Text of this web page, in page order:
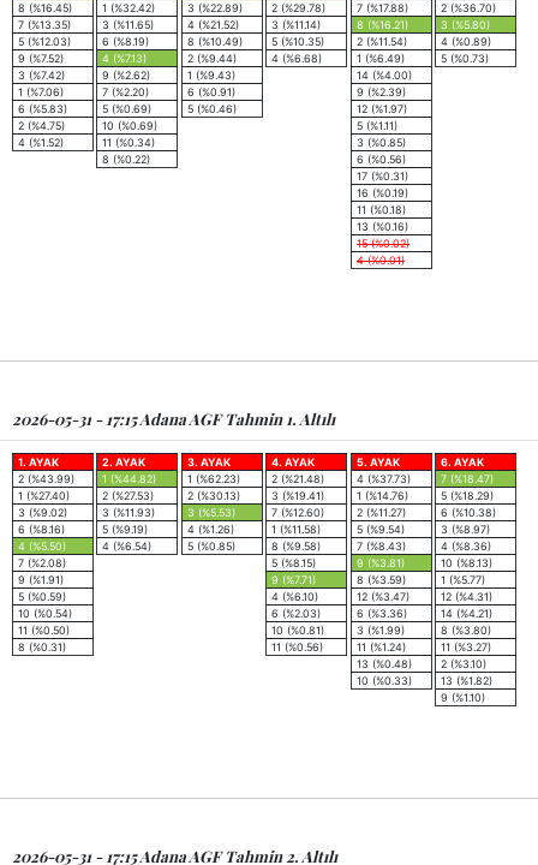
8 (%16.45)
7 (%13.35)
5 (%12.03)
9 (%7.52)
3 (%7.42)
1 (%7.06)
6 (%5.83)
2 (%4.75)
4 (%1.52)
1 (%32.42)
3 (%11.65)
6 (%8.19)
4 (%7.13)
9 (%2.62)
7 (%2.20)
5 (%0.69)
10 (%0.69)
11 (%0.34)
8 (%0.22)
3 (%22.89)
4 (%21.52)
8 (%10.49)
2 (%9.44)
1 (%9.43)
6 (%0.91)
5 (%0.46)
2 (%29.78)
3 (%11.14)
5 (%10.35)
4 (%6.68)
7 (%17.88)
8 (%16.21)
2 (%11.54)
1 (%6.49)
14 (%4.00)
9 (%2.39)
12 (%1.97)
5 (%1.11)
3 (%0.85)
6 (%0.56)
17 (%0.31)
16 (%0.19)
11 (%0.18)
13 (%0.16)
15 (%0.02)
4 (%0.01)
2 (%36.70)
3 (%5.80)
4 (%0.89)
5 (%0.73)
2026-05-31 - 17:15 Adana AGF Tahmin 1. Altılı
1. AYAK
2 (%43.99)
1 (%27.40)
3 (%9.02)
6 (%8.16)
4 (%5.50)
7 (%2.08)
9 (%1.91)
5 (%0.59)
10 (%0.54)
11 (%0.50)
8 (%0.31)
2. AYAK
1 (%44.82)
2 (%27.53)
3 (%11.93)
5 (%9.19)
4 (%6.54)
3. AYAK
1 (%62.23)
2 (%30.13)
3 (%5.53)
4 (%1.26)
5 (%0.85)
4. AYAK
2 (%21.48)
3 (%19.41)
7 (%12.60)
1 (%11.58)
8 (%9.58)
5 (%8.15)
9 (%7.71)
4 (%6.10)
6 (%2.03)
10 (%0.81)
11 (%0.56)
5. AYAK
4 (%37.73)
1 (%14.76)
2 (%11.27)
5 (%9.54)
7 (%8.43)
9 (%3.81)
8 (%3.59)
12 (%3.47)
6 (%3.36)
3 (%1.99)
11 (%1.24)
13 (%0.48)
10 (%0.33)
6. AYAK
7 (%18.47)
5 (%18.29)
6 (%10.38)
3 (%8.97)
4 (%8.36)
10 (%8.13)
1 (%5.77)
12 (%4.31)
14 (%4.21)
8 (%3.80)
11 (%3.27)
2 (%3.10)
13 (%1.82)
9 (%1.10)
2026-05-31 - 17:15 Adana AGF Tahmin 2. Altılı